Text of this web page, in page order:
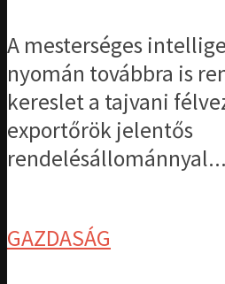
A mesterséges
nyomán továbbra is
kereslet a tajvani
exportőrök jelentős
rendelésállománnyal...
GAZDASÁG